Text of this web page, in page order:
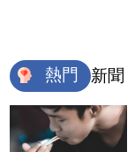
熱門 新聞